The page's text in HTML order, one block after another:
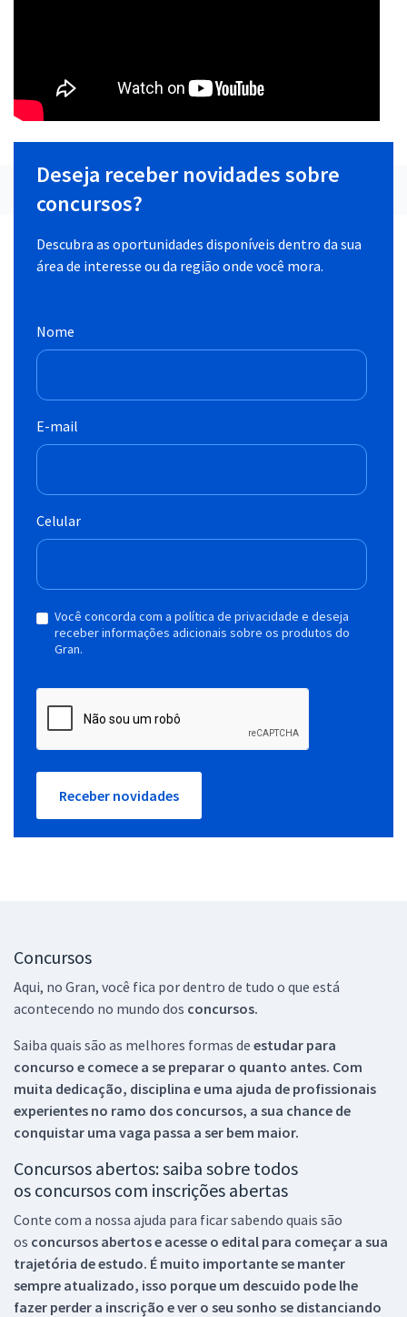
Deseja receber novidades sobre
concursos?
Descubra as oportunidades disponíveis dentro da sua
área de interesse ou da região onde você mora.
Nome
E-mail
Celular
Você concorda com a política de privacidade e deseja
receber informações adicionais sobre os produtos do
Gran.
Receber novidades
Concursos
Aqui, no Gran, você fica por dentro de tudo o que está
acontecendo no mundo dos concursos.
Saiba quais são as melhores formas de estudar para
concurso e comece a se preparar o quanto antes. Com
muita dedicação, disciplina e uma ajuda de profissionais
experientes no ramo dos concursos, a sua chance de
conquistar uma vaga passa a ser bem maior.
Concursos abertos: saiba sobre todos
os concursos com inscrições abertas
Conte com a nossa ajuda para ficar sabendo quais são
os concursos abertos e acesse o edital para começar a sua
trajetória de estudo. É muito importante se manter
sempre atualizado, isso porque um descuido pode lhe
fazer perder a inscrição e ver o seu sonho se distanciando